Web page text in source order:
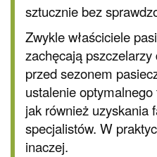
sztucznie bez
Zwykle właściciele
zachęcają pszczelarzy
przed sezonem
ustalenie
jak również uzyskania
specjalistów. W
inaczej.